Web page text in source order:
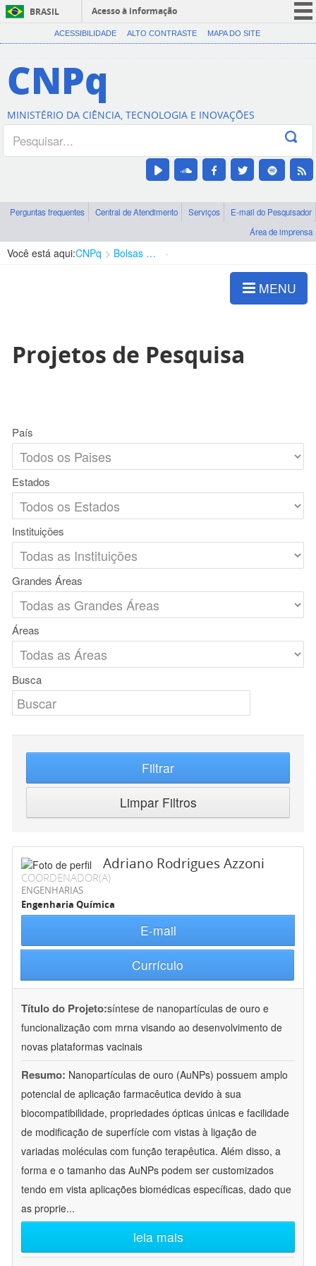
BRASIL
Acesso à informação
CORONAVÍRUS (COVID-19)
Canais
ACESSIBILIDADE ALTO CONTRASTE MAPA DO SITE
CNPq
MINISTÉRIO DA CIÊNCIA, TECNOLOGIA E INOVAÇÕES
Perguntas frequentes Central de Atendimento Serviços
E-mail do Pesquisador
Área de imprensa
Você está aqui:CNPq Bolsas e Auxílios Vigentes
MENU
Projetos de Pesquisa
País
Estados
Instituições
Grandes Áreas
Áreas
Busca
Filtrar
Limpar Filtros
Adriano Rodrigues Azzoni
COORDENADOR(A)
ENGENHARIAS
Engenharia Química
E-mail
Currículo
Título do Projeto:síntese de nanopartículas de ouro e
funcionalização com mrna visando ao desenvolvimento de
novas plataformas vacinais
Resumo: Nanopartículas de ouro (AuNPs) possuem amplo
potencial de aplicação farmacêutica devido à sua
biocompatibilidade, propriedades ópticas únicas e facilidade
de modificação de superfície com vistas à ligação de
variadas moléculas com função terapêutica. Além disso, a
forma e o tamanho das AuNPs podem ser customizados
tendo em vista aplicações biomédicas específicas, dado que
as proprie...
leia mais